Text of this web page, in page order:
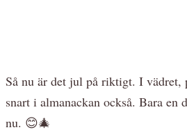
Så nu är det jul på riktigt. I vädret,
snart i almanackan också. Bara en
nu. 😊🎄